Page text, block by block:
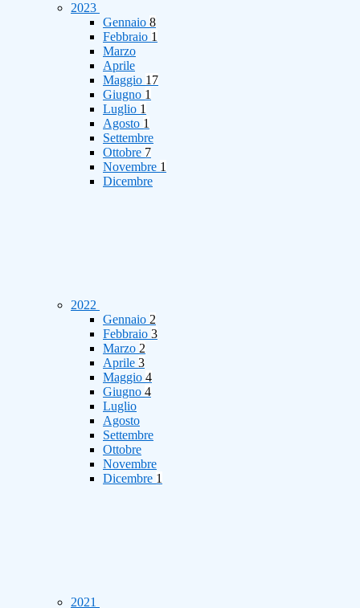
2023
Gennaio 8
Febbraio 1
Marzo
Aprile
Maggio 17
Giugno 1
Luglio 1
Agosto 1
Settembre
Ottobre 7
Novembre 1
Dicembre
2022
Gennaio 2
Febbraio 3
Marzo 2
Aprile 3
Maggio 4
Giugno 4
Luglio
Agosto
Settembre
Ottobre
Novembre
Dicembre 1
2021